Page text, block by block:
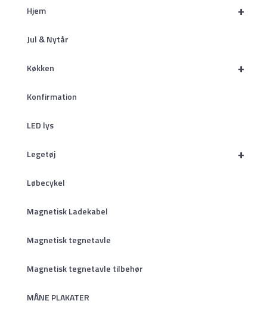
+
Hjem
Jul & Nytår
+
Køkken
Konfirmation
LED lys
+
Legetøj
Løbecykel
Magnetisk Ladekabel
Magnetisk tegnetavle
Magnetisk tegnetavle tilbehør
MÅNE PLAKATER